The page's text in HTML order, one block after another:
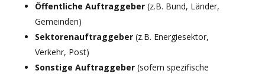
Öffentliche Auftraggeber(z.B. Bund, Länder,
Gemeinden)
Sektorenauftraggeber (z.B. Energiesektor,
Verkehr, Post)
Sonstige Auftraggeber (sofern spezifische